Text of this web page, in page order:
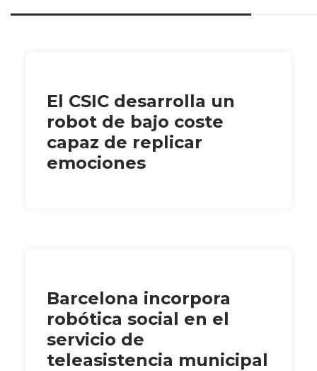
El CSIC desarrolla un
robot de bajo coste
capaz de replicar
emociones
Barcelona incorpora
robótica social en el
servicio de
teleasistencia municipal